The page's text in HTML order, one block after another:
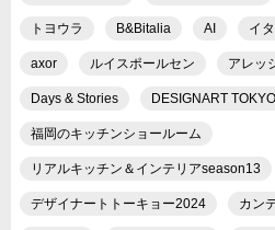
トヨウラ B&Bitalia AI イ
axor ルイスポールセン アレッ
Days & Stories DESIGNART
福岡のキッチンショールーム
リアルキッチン＆インテリアseason13
デザイナートトーキョー2024 カン